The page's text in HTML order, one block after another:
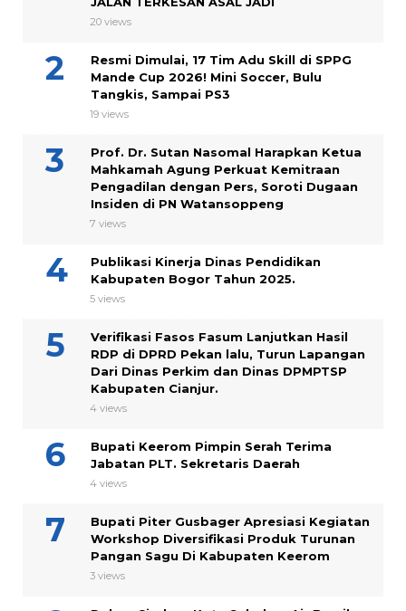
20 views
Resmi Dimulai, 17 Tim Adu Skill di SPPG
Mande Cup 2026! Mini Soccer, Bulu
Tangkis, Sampai PS3
19 views
Prof. Dr. Sutan Nasomal Harapkan Ketua
Mahkamah Agung Perkuat Kemitraan
Pengadilan dengan Pers, Soroti Dugaan
Insiden di PN Watansoppeng
7 views
Publikasi Kinerja Dinas Pendidikan
Kabupaten Bogor Tahun 2025.
5 views
Verifikasi Fasos Fasum Lanjutkan Hasil
RDP di DPRD Pekan lalu, Turun Lapangan
Dari Dinas Perkim dan Dinas DPMPTSP
Kabupaten Cianjur.
4 views
Bupati Keerom Pimpin Serah Terima
Jabatan PLT. Sekretaris Daerah
4 views
Bupati Piter Gusbager Apresiasi Kegiatan
Workshop Diversifikasi Produk Turunan
Pangan Sagu Di Kabupaten Keerom
3 views